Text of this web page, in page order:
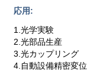
応用:
1.光学実験
2.光部品生産
3.光カップリング
4.自動設備精密変位